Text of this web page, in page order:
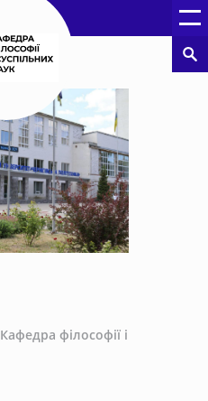
Кафедра філософії і